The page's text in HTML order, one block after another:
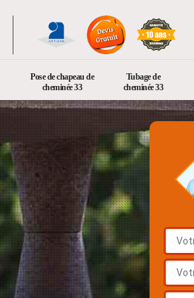
Pose de chapeau de
cheminée 33
Tubage de
cheminée 33